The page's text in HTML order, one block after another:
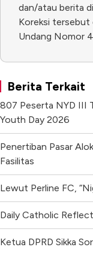
dan/atau berita
Koreksi tersebut
Undang Nomor
Berita Terkait
807 Peserta NYD III
Youth Day 2026
Penertiban Pasar
Fasilitas
Lewut Perline FC,
Daily Catholic
Ketua DPRD Sikka